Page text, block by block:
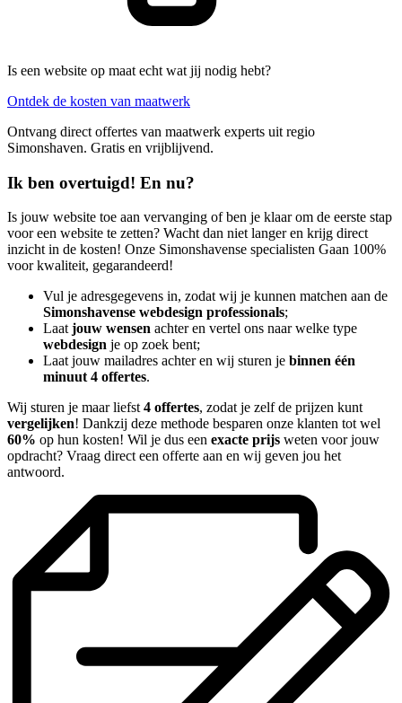
Is een website op maat echt wat jij nodig hebt?
Ontdek de kosten van maatwerk
Ontvang direct offertes van maatwerk experts uit regio
Simonshaven. Gratis en vrijblijvend.
Ik ben overtuigd! En nu?
Is jouw website toe aan vervanging of ben je klaar om de eerste stap
voor een website te zetten? Wacht dan niet langer en krijg direct
inzicht in de kosten! Onze Simonshavense specialisten Gaan 100%
voor kwaliteit, gegarandeerd!
Vul je adresgegevens in, zodat wij je kunnen matchen aan de
Simonshavense webdesign professionals;
Laat jouw wensen achter en vertel ons naar welke type
webdesign je op zoek bent;
Laat jouw mailadres achter en wij sturen je binnen één
minuut 4 offertes.
Wij sturen je maar liefst 4 offertes, zodat je zelf de prijzen kunt
vergelijken! Dankzij deze methode besparen onze klanten tot wel
60% op hun kosten! Wil je dus een exacte prijs weten voor jouw
opdracht? Vraag direct een offerte aan en wij geven jou het
antwoord.